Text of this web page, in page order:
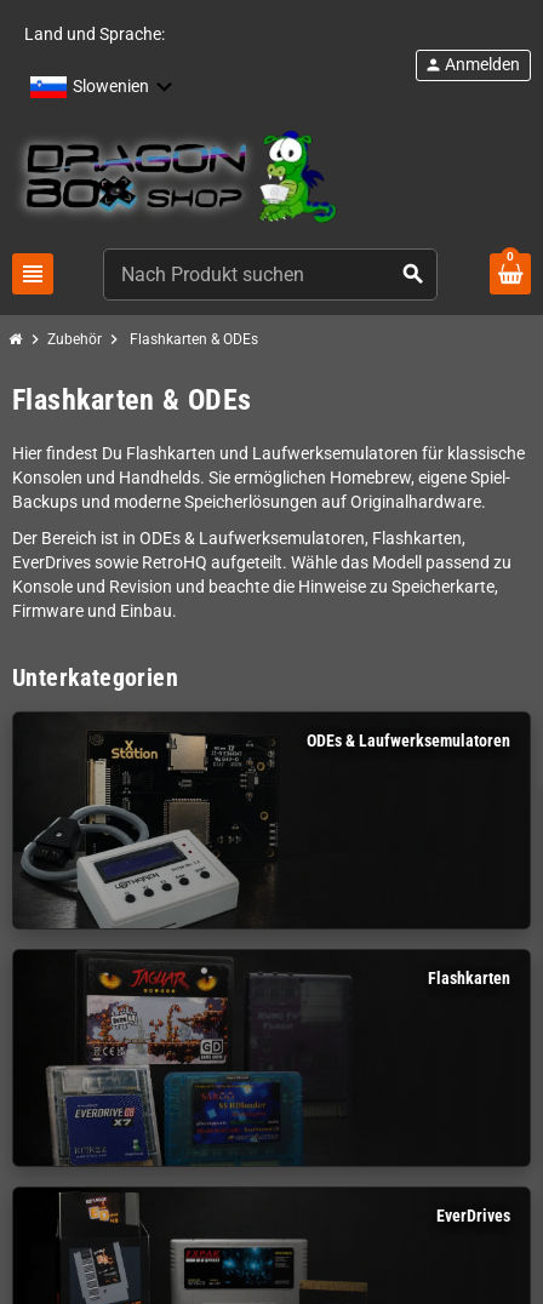
Land und Sprache:
Slowenien
view_headline search
person Anmelden
0
chevron_right Zubehör chevron_right Flashkarten & ODEs
Flashkarten & ODEs
Hier findest Du Flashkarten und Laufwerksemulatoren für klassische
Konsolen und Handhelds. Sie ermöglichen Homebrew, eigene Spiel-
Backups und moderne Speicherlösungen auf Originalhardware.
Der Bereich ist in ODEs & Laufwerksemulatoren, Flashkarten,
EverDrives sowie RetroHQ aufgeteilt. Wähle das Modell passend zu
Konsole und Revision und beachte die Hinweise zu Speicherkarte,
Firmware und Einbau.
Unterkategorien
ODEs & Laufwerksemulatoren
Flashkarten
EverDrives